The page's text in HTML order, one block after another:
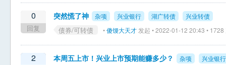
0
回复
突然慌了神 杂项 兴业银行 湖广转债 兴业转债
债券/可转债 •傻馒大天才 发起 • 2022-01-12 20:43 • 1728
2 本周五上市！兴业上市预期能赚多少？ 杂项 兴业银行